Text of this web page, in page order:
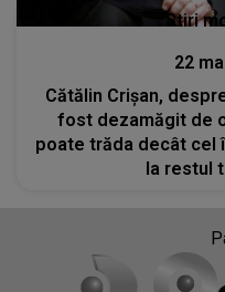
Stiri
22
Cătălin Crișan,
fost dezamăgit de
poate trăda decât cel
la restul